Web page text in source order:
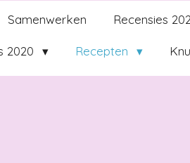
Samenwerken Recensies
2020 Recepten